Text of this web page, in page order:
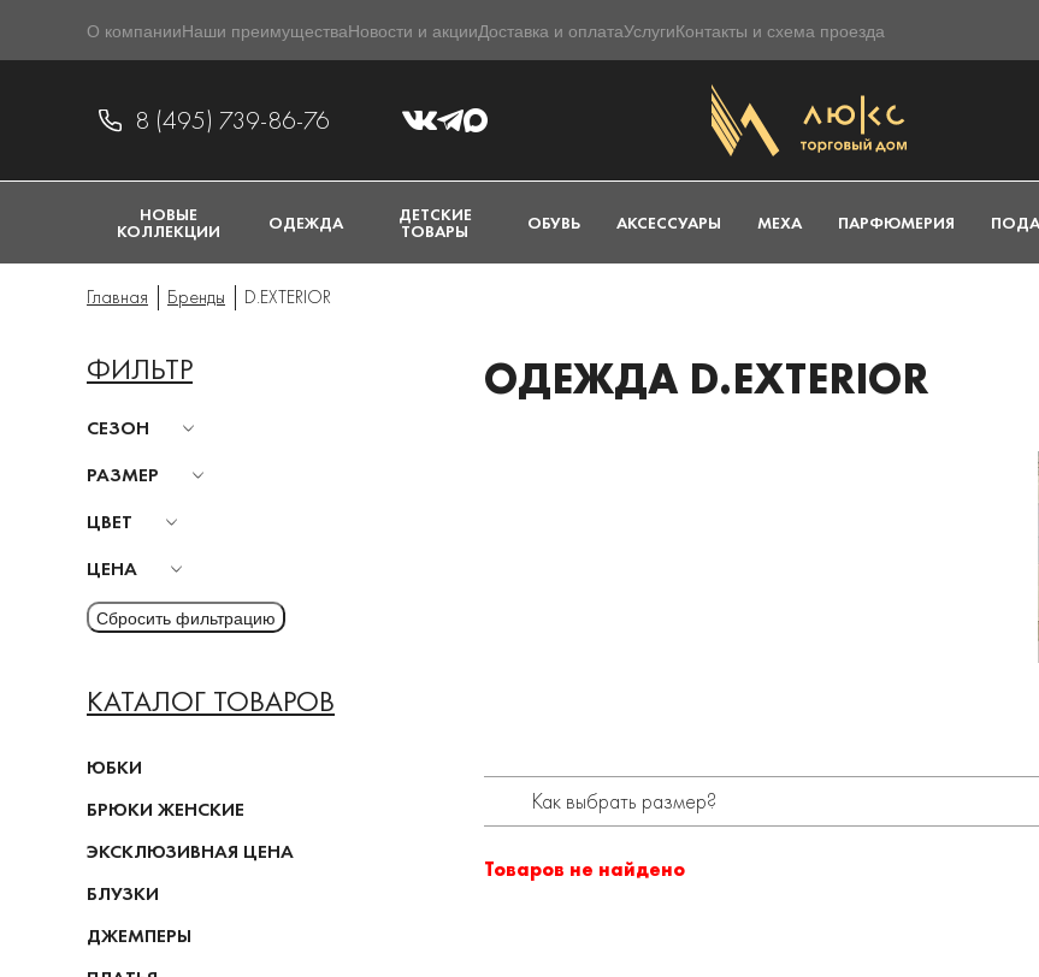
О компанииНаши преимуществаНовости и акцииДоставка и оплатаУслугиКонтакты и схема проезда
8 (495) 739-86-76
НОВЫЕ
КОЛЛЕКЦИИ ОДЕЖДА ДЕТСКИЕ
ТОВАРЫ ОБУВЬ АКСЕССУАРЫ МЕХА ПАРФЮМЕРИЯ
Главная Бренды D.EXTERIOR
ФИЛЬТР
СЕЗОН
РАЗМЕР
ЦВЕТ
ЦЕНА
КАТАЛОГ ТОВАРОВ
ЮБКИ
БРЮКИ ЖЕНСКИЕ
ЭКСКЛЮЗИВНАЯ ЦЕНА
БЛУЗКИ
ДЖЕМПЕРЫ
ОДЕЖДА D.EXTERIOR
Как выбрать размер?
Товаров не найдено